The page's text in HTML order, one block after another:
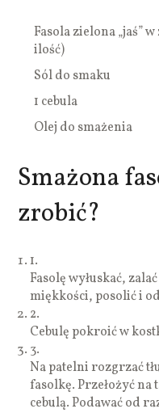
Fasola zielona „jaś”
ilość)
Sól do smaku
1 cebula
Olej do smażenia
Smażona
zrobić?
1.
Fasolę wyłuskać,
miękkości, posolić i
2.
Cebulę pokroić w
3.
Na patelni rozgrzać
fasolkę. Przełożyć na
cebulą. Podawać od